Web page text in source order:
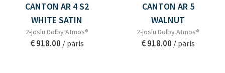
CANTON AR 4 S2
WHITE SATIN
2-joslu Dolby Atmos®
€ 918.00 / pāris
CANTON AR 5
WALNUT
2-joslu Dolby Atmos®
€ 918.00 / pāris